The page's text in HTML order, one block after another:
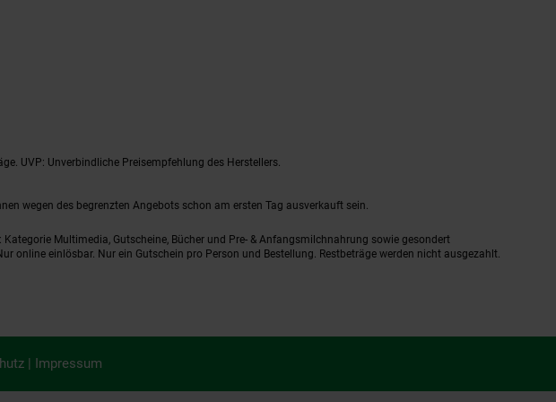
UVP: Unverbindliche Preisempfehlung des Herstellers.
wegen des begrenzten Angebots schon am ersten Tag ausverkauft sein.
Multimedia, Gutscheine, Bücher und Pre- & Anfangsmilchnahrung sowie gesondert
online einlösbar. Nur ein Gutschein pro Person und Bestellung. Restbeträge werden nicht ausgezahlt.
| Impressum